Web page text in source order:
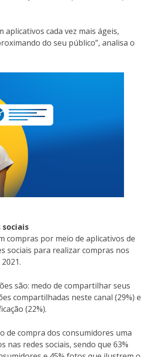
cada vez mais ágeis,
do seu público”, analisa o
sociais
compras por meio de aplicativos de
sociais para realizar compras nos
são: medo de compartilhar seus
compartilhadas neste canal (29%) e
(22%).
de compra dos consumidores uma
nas redes sociais, sendo que 63%